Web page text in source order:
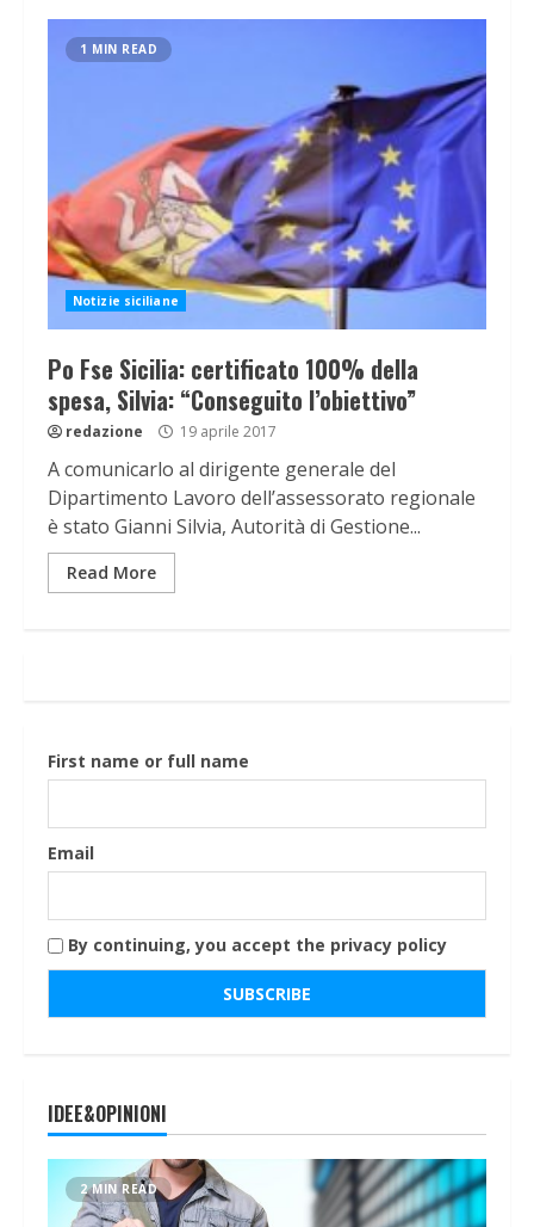
1 MIN READ
Notizie siciliane
Po Fse Sicilia: certificato 100% della
spesa, Silvia: “Conseguito l’obiettivo”
redazione 19 aprile 2017
A comunicarlo al dirigente generale del
Dipartimento Lavoro dell’assessorato regionale
è stato Gianni Silvia, Autorità di Gestione...
Read More
First name or full name
Email
By continuing, you accept the privacy policy
IDEE&OPINIONI
2 MIN READ